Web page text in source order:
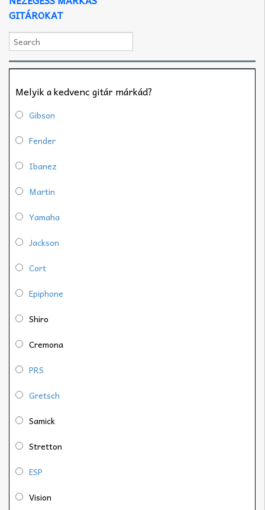
GITÁROKAT
Melyik a kedvenc gitár márkád?
Gibson
Fender
Ibanez
Martin
Yamaha
Jackson
Cort
Epiphone
Shiro
Cremona
PRS
Gretsch
Samick
Stretton
ESP
Vision